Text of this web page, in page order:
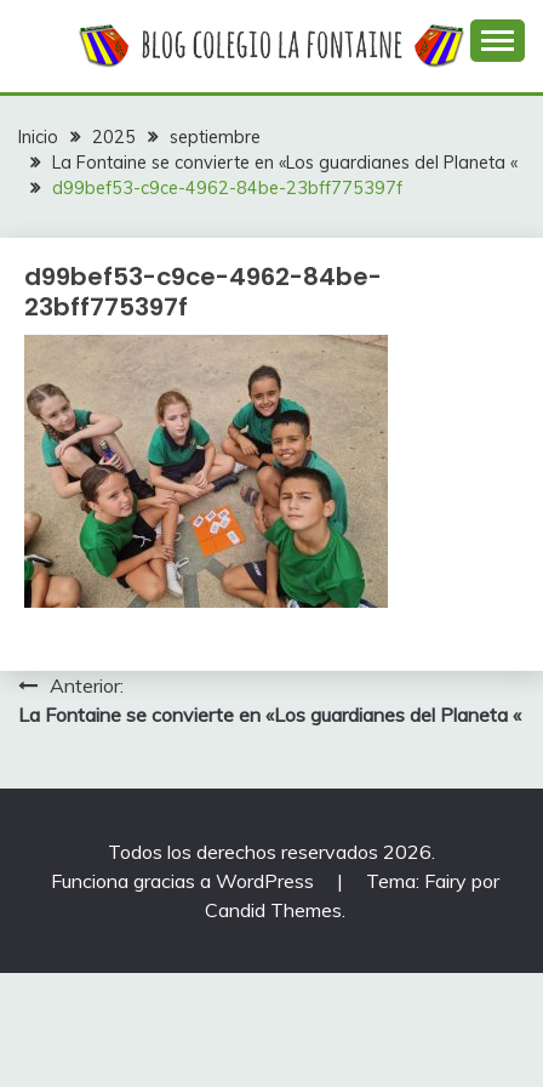
COLEGIO LA
FONTAINE
colegio La Fontaine
Inicio 2025
septiembre
La Fontaine se convierte en «Los guardianes del Planeta «
d99bef53-c9ce-4962-84be-23bff775397f
d99bef53-c9ce-4962-84be-
23bff775397f
Navegación
de
entradas
Anterior:
La Fontaine se convierte en «Los guardianes del Planeta «
Todos los derechos reservados 2026.
Funciona gracias a WordPress
|
Tema: Fairy por
Candid Themes